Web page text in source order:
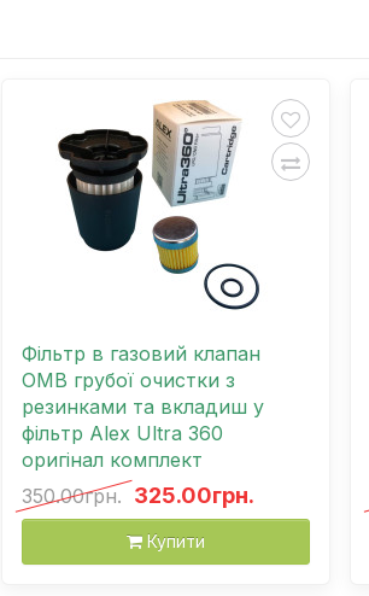
Фільтр в газовий клапан
OMB грубої очистки з
резинками та вкладиш у
фільтр Alex Ultra 360
оригінал комплект
350.00грн. 325.00грн.
Купити